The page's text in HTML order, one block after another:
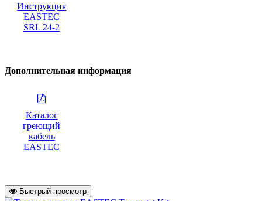
Инструкция
EASTEC
SRL 24-2
Дополнительная информация
Каталог
греющий
кабель
EASTEC
Быстрый просмотр